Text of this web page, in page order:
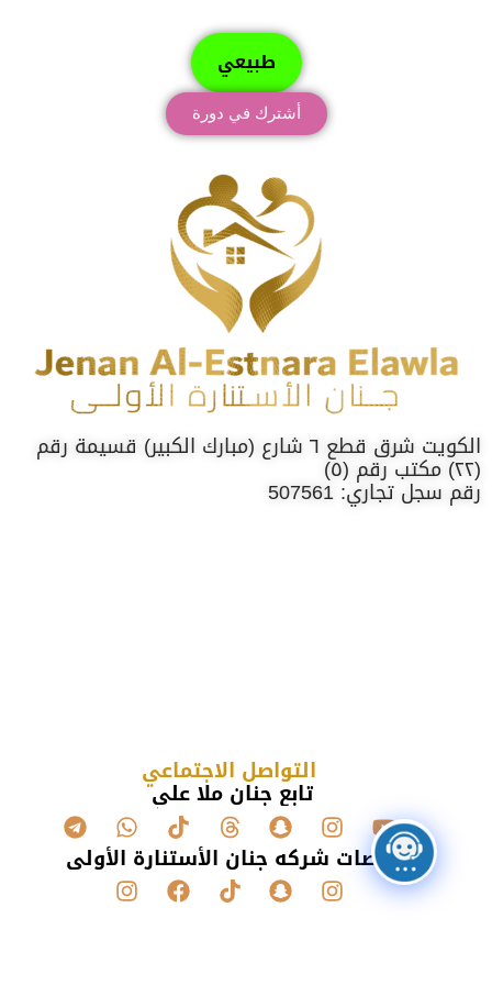
طبيعي
أشترك في دورة
الكويت شرق قطع ٦ شارع (مبارك الكبير) قسيمة رقم
(٢٢) مكتب رقم (٥)
رقم سجل تجاري: 507561
التواصل الاجتماعي
تابع جنان ملا علي
منصات شركه جنان الأستنارة الأولى